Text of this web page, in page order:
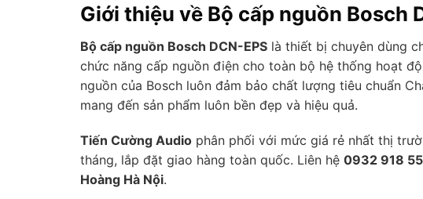
Giới thiệu về Bộ cấp nguồn Bosch
Bộ cấp nguồn Bosch DCN-EPS là thiết bị chuyên dùng
chức năng cấp nguồn điện cho toàn bộ hệ thống hoạt
nguồn của Bosch luôn đảm bảo chất lượng tiêu chuẩn
mang đến sản phẩm luôn bền đẹp và hiệu quả.
Tiến Cường Audio phân phối với mức giá rẻ nhất thị
tháng, lắp đặt giao hàng toàn quốc. Liên hệ 0932 918
Hoàng Hà Nội.